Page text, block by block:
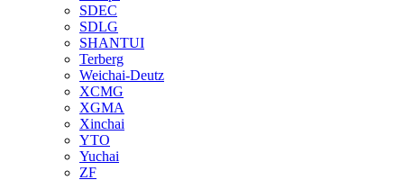
SDEC
SDLG
SHANTUI
Terberg
Weichai-Deutz
XCMG
XGMA
Xinchai
YTO
Yuchai
ZF